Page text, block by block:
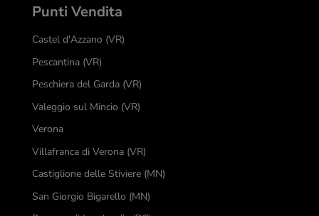
Punti Vendita
Castel d'Azzano (VR)
Pescantina (VR)
Peschiera del Garda (VR)
Valeggio sul Mincio (VR)
Verona
Villafranca di Verona (VR)
Castiglione delle Stiviere (MN)
San Giorgio Bigarello (MN)